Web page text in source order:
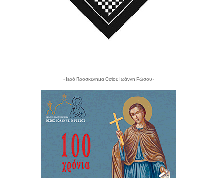
- Ιερό Προσκύνημα Οσίου Ιωάννη Ρώσου -